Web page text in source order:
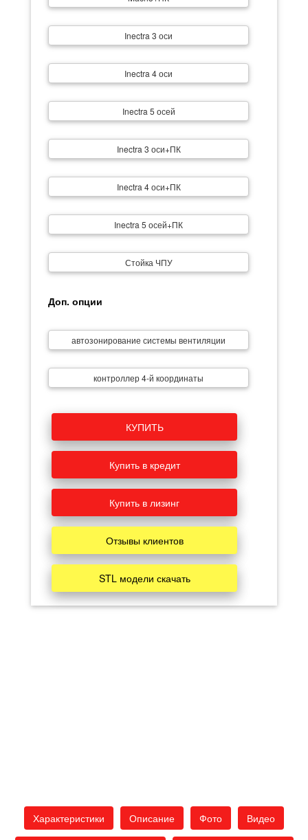
Inectra 3 оси
Inectra 4 оси
Inectra 5 осей
Inectra 3 оси+ПК
Inectra 4 оси+ПК
Inectra 5 осей+ПК
Стойка ЧПУ
Доп. опции
автозонирование системы вентиляции
контроллер 4-й координаты
КУПИТЬ
Купить в кредит
Купить в лизинг
Отзывы клиентов
STL модели скачать
Характеристики Описание Фото Видео